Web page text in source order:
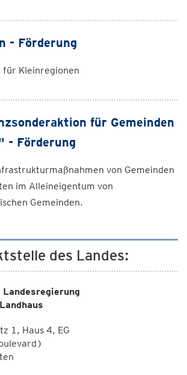
- Förderung
Kleinregionen
für Gemeinden
- Förderung
von Gemeinden
im Alleineigentum von
Gemeinden.
des Landes:
1, Haus 4, EG